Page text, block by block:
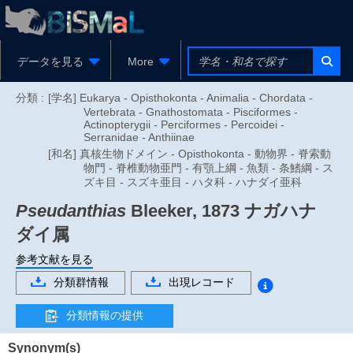
データを見る More
分類 : [学名] Eukarya - Opisthokonta - Animalia - Chordata -
Vertebrata - Gnathostomata - Pisciformes -
Actinopterygii - Perciformes - Percoidei -
Serranidae - Anthiinae
[和名] 真核生物ドメイン - Opisthokonta - 動物界 - 脊索動
物門 - 脊椎動物亜門 - 有顎上綱 - 魚類 - 条鰭綱 - ス
ズキ目 - スズキ亜目 - ハタ科 - ハナダイ亜科
Pseudanthias Bleeker, 1873 ナガハナ
ダイ属
参考文献を見る
分類群情報
出現レコード
分類情報の提供
Synonym(s)